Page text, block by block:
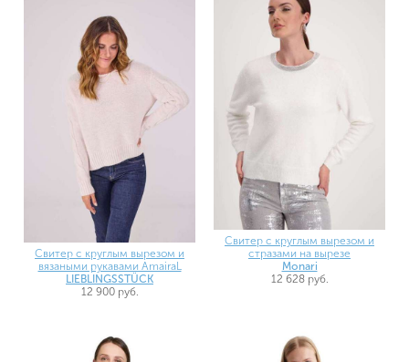
Свитер с круглым вырезом и
вязаными рукавами AmairaL
LIEBLINGSSTÜCK
12 900 руб.
Свитер с круглым вырезом и
стразами на вырезе
Monari
12 628 руб.